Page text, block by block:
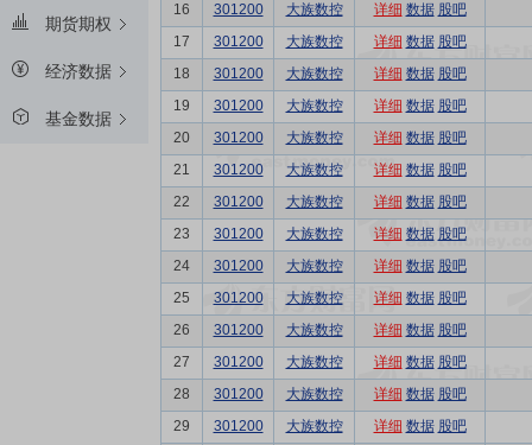
期货期权
经济数据
基金数据
16 301200 大族数控 详细 数据 股吧
17
301200 大族数控 详细 数据 股吧
18
301200 大族数控 详细 数据 股吧
19
301200 大族数控 详细 数据 股吧
20
301200 大族数控 详细 数据 股吧
21
301200 大族数控 详细 数据 股吧
22
301200 大族数控 详细 数据 股吧
23
301200 大族数控 详细 数据 股吧
24
301200 大族数控 详细 数据 股吧
25
301200 大族数控 详细 数据 股吧
26
301200 大族数控 详细 数据 股吧
27
301200 大族数控 详细 数据 股吧
28
301200 大族数控 详细 数据 股吧
29
301200 大族数控 详细 数据 股吧